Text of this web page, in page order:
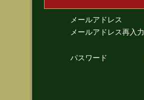
メールアドレス
メールアドレス再入力
パスワード